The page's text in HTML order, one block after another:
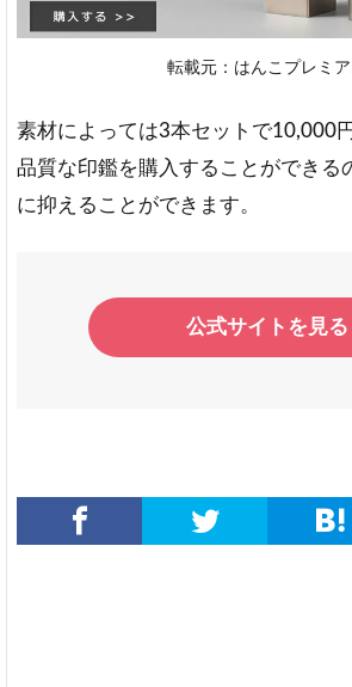
転載元：はんこプレミ
素材によっては3本セットで10,000
品質な印鑑を購入することができる
に抑えることができます。
公式サイトを見る